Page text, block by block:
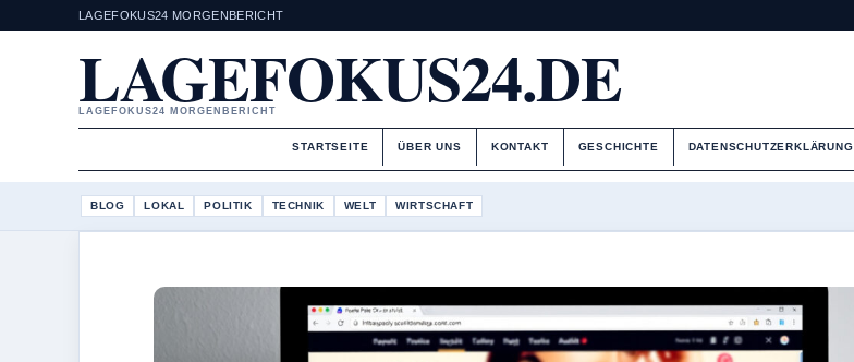
LAGEFOKUS24 MORGENBERICHT
LAGEFOKUS24.DE
LAGEFOKUS24 MORGENBERICHT
STARTSEITE ÜBER UNS KONTAKT GESCHICHTE DATENSCHUTZERKLÄRUNG
BLOG LOKAL POLITIK TECHNIK WELT WIRTSCHAFT